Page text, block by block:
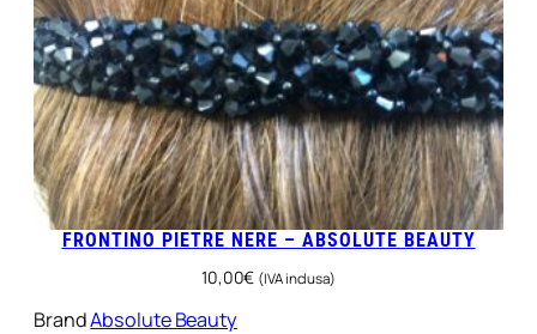
FRONTINO PIETRE NERE – ABSOLUTE BEAUTY
10,00€ (IVA inclusa)
BrandAbsolute Beauty